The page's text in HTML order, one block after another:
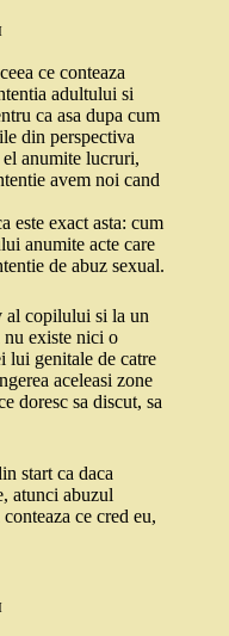
ce conteaza
adultului si
ca asa dupa cum
din perspectiva
anumite lucruri,
avem noi cand
este exact asta: cum
anumite acte care
de abuz sexual.
al copilului si la un
nu existe nici o
lui genitale de catre
aceleasi zone
doresc sa discut, sa
start ca daca
atunci abuzul
ce cred eu,